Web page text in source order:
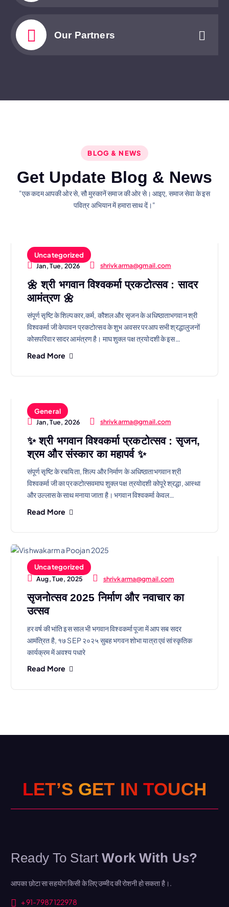
Our Partners
BLOG & NEWS
Get Update Blog & News
"एक कदम आपकी ओर से, सौ मुस्कानें समाज की ओर से। आइए, समाज सेवा के इस
पवित्र अभियान में हमारा साथ दें।"
Uncategorized
Jan, Tue, 2026 shrivkarma@gmail.com
🌼 श्री भगवान विश्वकर्मा प्रकटोत्सव : सादर
आमंत्रण 🌼
संपूर्ण सृष्टि के शिल्पकार,कर्म, कौशल और सृजन के अधिष्ठाताभगवान श्री
विश्वकर्मा जी केपावन प्रकटोत्सव के शुभ अवसर परआप सभी श्रद्धालुजनों
कोसपरिवार सादर आमंत्रण है। माघ शुक्ल पक्ष त्रयोदशी के इस…
Read More
General
Jan, Tue, 2026 shrivkarma@gmail.com
✨ श्री भगवान विश्वकर्मा प्रकटोत्सव : सृजन,
श्रम और संस्कार का महापर्व ✨
संपूर्ण सृष्टि के रचयिता, शिल्प और निर्माण के अधिष्ठाताभगवान श्री
विश्वकर्मा जी का प्रकटोत्सवमाघ शुक्ल पक्ष त्रयोदशी कोपूरे श्रद्धा, आस्था
और उल्लास के साथ मनाया जाता है। भगवान विश्वकर्मा केवल…
Read More
Uncategorized
Aug, Tue, 2025 shrivkarma@gmail.com
सृजनोत्सव 2025 निर्माण और नवाचार का
उत्सव
हर वर्ष की भांति इस साल भी भगवान विश्वकर्मा पूजा में आप सब सदर
आमंत्रित है, १७ SEP २०२५ सुबह भगवन शोभा यात्रा एवं सांस्कृतिक
कार्यक्रम में अवश्य पधारे
Read More
LET’S GET IN TOUCH
Ready To Start Work With Us?
आपका छोटा सा सहयोग किसी के लिए उम्मीद की रोशनी हो सकता है।.
+91-7987122978